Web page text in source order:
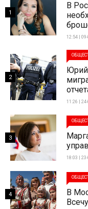
В
12:54 |
1
11:26 |
2
18:03 |
3
В
4